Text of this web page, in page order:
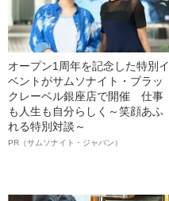
オープン1周年を記念した特別イ
ベントがサムソナイト・ブラッ
クレーベル銀座店で開催 仕事
も人生も自分らしく～笑顔あふ
れる特別対談～
PR（サムソナイト・ジャパン）